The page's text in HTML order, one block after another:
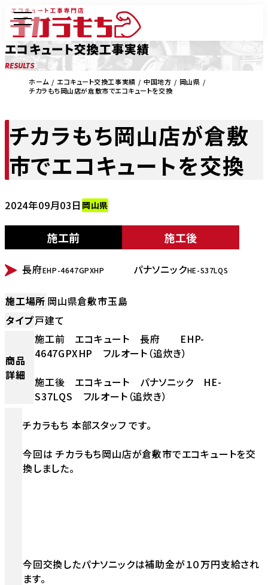
エコキュート交換工事実績
RESULTS
ホーム エコキュート交換工事実績 中国地方
岡山県
チカラもち岡山店が倉敷市でエコキュートを交換
チカラもち岡山店が倉敷
市でエコキュートを交換
2024年09月03日 岡山県
施工前
BEFORE
長府EHP-4647GPXHP
施工後
AFTER
パナソニックHE-S37LQS
施工場所 岡山県倉敷市玉島
タイプ戸建て
商品
詳細
施工前 エコキュート 長府 EHP-
4647GPXHP フルオート（追炊き）
施工後 エコキュート パナソニック HE-
S37LQS フルオート（追炊き）
チカラもち 本部スタッフ です。
今回は チカラもち岡山店が倉敷市でエコキュートを交
換しました。
今回交換したパナソニックは補助金が１０万円支給され
ます。